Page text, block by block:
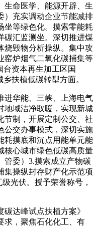
命医学、能源开辟、生
）充实调动企业节能减排
坐等绿色化。摸索零能耗
碳汇监测坐。深切推进煤
烧毁物分析操纵。集中攻
窑炉烟气二氧化碳捕集等
台资本再生加工区国
扶植低碳转型方面。
华能、三峡、上海电气
地域洁净取暖，实现新城
节制，开展定制公交、社
公交办事模式，深切实施
耗摸底和沉点用能单元能
核心城市绿色低碳高质量
管委）3.摸索成立产物碳
集操纵封存财产化示范项
光伏。授予荣誉称号，
达峰试点扶植方案》
求，聚焦石化化工、有